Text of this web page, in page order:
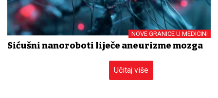
NOVE GRANICE U MEDICINI
Sićušni nanoroboti liječe aneurizme mozga
Učitaj više